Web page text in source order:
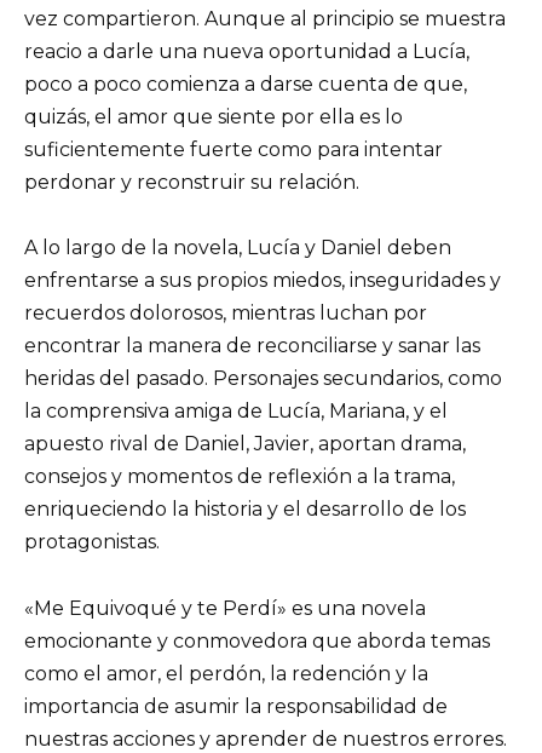
vez compartieron. Aunque al principio se muestra
reacio a darle una nueva oportunidad a Lucía,
poco a poco comienza a darse cuenta de que,
quizás, el amor que siente por ella es lo
suficientemente fuerte como para intentar
perdonar y reconstruir su relación.
A lo largo de la novela, Lucía y Daniel deben
enfrentarse a sus propios miedos, inseguridades y
recuerdos dolorosos, mientras luchan por
encontrar la manera de reconciliarse y sanar las
heridas del pasado. Personajes secundarios, como
la comprensiva amiga de Lucía, Mariana, y el
apuesto rival de Daniel, Javier, aportan drama,
consejos y momentos de reflexión a la trama,
enriqueciendo la historia y el desarrollo de los
protagonistas.
«Me Equivoqué y te Perdí» es una novela
emocionante y conmovedora que aborda temas
como el amor, el perdón, la redención y la
importancia de asumir la responsabilidad de
nuestras acciones y aprender de nuestros errores.